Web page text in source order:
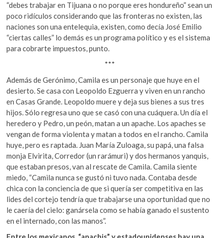
“debes trabajar en Tijuana o no porque eres hondureño” sean un
poco ridículos considerando que las fronteras no existen, las
naciones son una entelequia, existen, como decía José Emilio
“ciertas calles” lo demás es un programa político y es el sistema
para cobrarte impuestos, punto.
***
Además de Gerónimo, Camila es un personaje que huye en el
desierto. Se casa con Leopoldo Ezguerra y viven en un rancho
en Casas Grande. Leopoldo muere y deja sus bienes a sus tres
hijos. Sólo regresa uno que se casó con una cuáquera. Un día el
heredero y Pedro, un peón, matan a un apache. Los apaches se
vengan de forma violenta y matan a todos en el rancho. Camila
huye, pero es raptada. Juan María Zuloaga, su papá, una falsa
monja Elvirita, Corredor (un rarámuri) y dos hermanos yanquis,
que estaban presos, van al rescate de Camila. Camila siente
miedo, “Camila nunca se gustó ni tuvo nada. Contaba desde
chica con la conciencia de que si quería ser competitiva en las
lides del cortejo tendría que trabajarse una oportunidad que no
le caería del cielo: ganársela como se había ganado el sustento
en el internado, con las manos”.